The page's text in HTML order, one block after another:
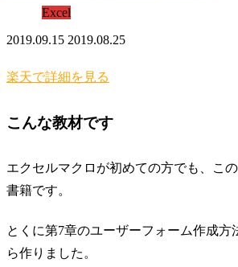
Excel
2019.09.15 2019.08.25
楽天で詳細を見る
こんな教材です
エクセルマクロが初めての方でも、こ
書籍です。
とくに第7章のユーザーフォーム作成
ら作りました。